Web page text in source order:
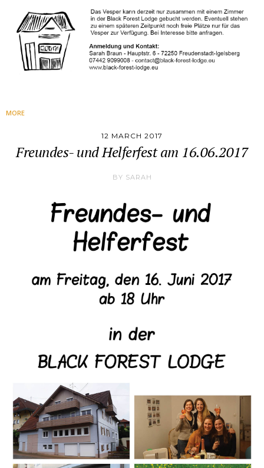
MORE
12 MARCH 2017
Freundes- und Helferfest am 16.06.2017
BY SARAH